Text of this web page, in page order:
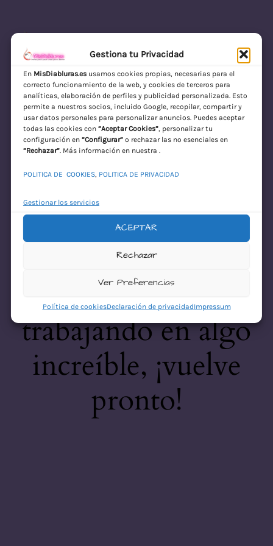
Gestiona tu Privacidad
En MisDiabluras.esusamos cookies propias, necesarias para el
correcto funcionamiento de la web, y cookies de terceros para
analíticas, elaboración de perfiles y publicidad personalizada. Esto
permite a nuestros socios, incluido Google, recopilar, compartir y
usar datos personales para personalizar anuncios. Puedes aceptar
todas las cookies con “Aceptar Cookies”, personalizar tu
configuración en “Configurar”o rechazar las no esenciales en
“Rechazar”. Más información en nuestra .
POLITICA DE COOKIES, POLITICA DE PRIVACIDAD
Gestionar los servicios
ACEPTAR
Rechazar
Ver Preferencias
Política de cookiesDeclaración de privacidadImpressum
MisDiabluras | Sexshop Online con Envío
Discreto en España
Acceder
¡Disculpa este
desastre! Estamos
trabajando en algo
increíble, ¡vuelve
pronto!